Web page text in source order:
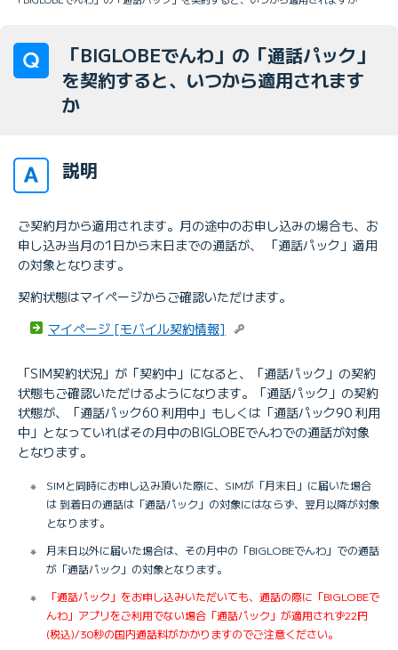
「BIGLOBEでんわ」の「通話パック」
を契約すると、いつから適用されます
か
説明
ご契約月から適用されます。月の途中のお申し込みの場合も、お
申し込み当月の1日から末日までの通話が、 「通話パック」適用
の対象となります。
契約状態はマイページからご確認いただけます。
マイページ [モバイル契約情報]
「SIM契約状況」が「契約中」になると、「通話パック」の契約
状態もご確認いただけるようになります。「通話パック」の契約
状態が、「通話パック60 利用中」もしくは「通話パック90 利用
中」となっていればその月中のBIGLOBEでんわでの通話が対象
となります。
※
SIMと同時にお申し込み頂いた際に、SIMが「月末日」に届いた場合
は 到着日の通話は「通話パック」の対象にはならず、翌月以降が対象
となります。
※
月末日以外に届いた場合は、その月中の「BIGLOBEでんわ」での通話
が「通話パック」の対象となります。
※
「通話パック」をお申し込みいただいても、通話の際に「BIGLOBEで
んわ」アプリをご利用でない場合「通話パック」が適用されず22円
(税込)/30秒の国内通話料がかかりますのでご注意ください。